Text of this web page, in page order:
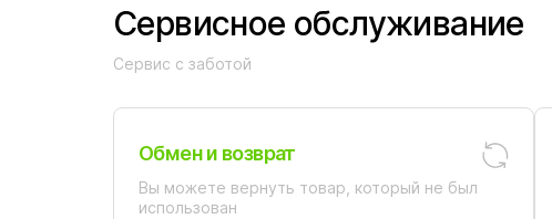
Сервисное обслуживание
Сервис с заботой
Обмен и возврат
Вы можете вернуть товар, который не был
использован